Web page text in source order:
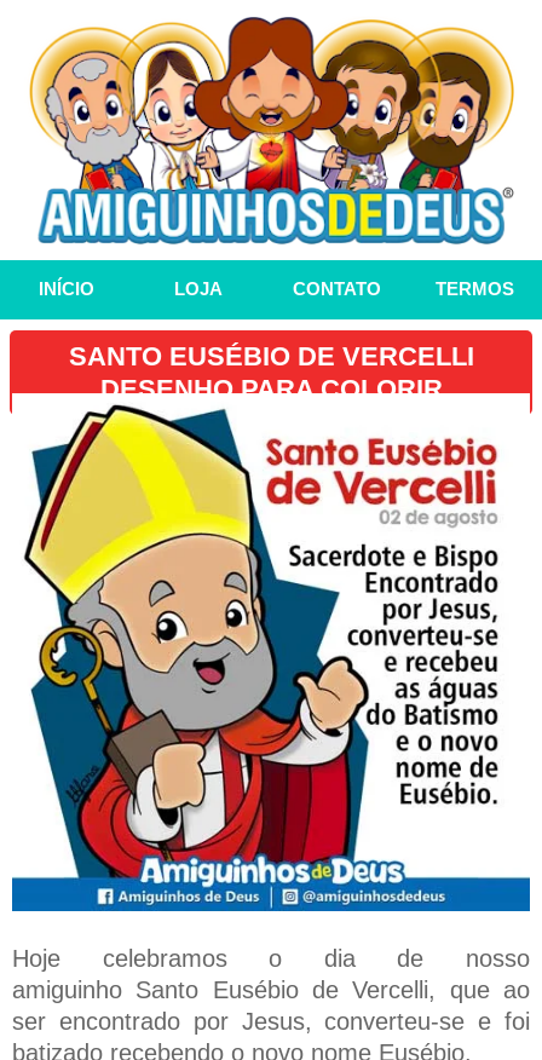
INÍCIO LOJA CONTATO TERMOS
SANTO EUSÉBIO DE VERCELLI
DESENHO PARA COLORIR
Hoje celebramos o dia de nosso
amiguinho Santo Eusébio de Vercelli, que ao
ser encontrado por Jesus, converteu-se e foi
batizado recebendo o novo nome Eusébio.